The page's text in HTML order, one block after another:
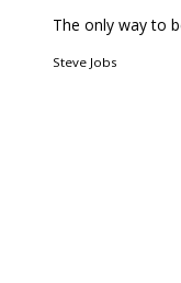
The only way to
Steve Jobs